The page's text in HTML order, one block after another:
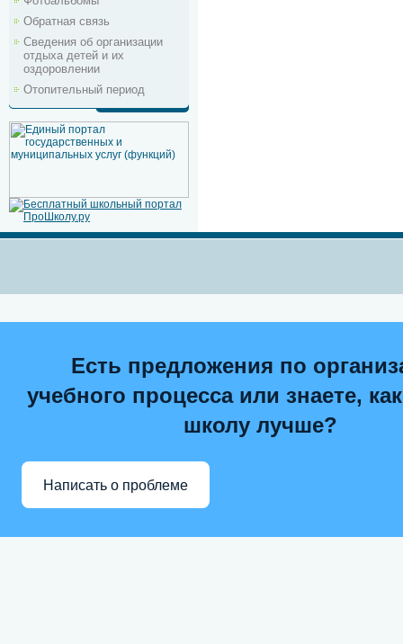
Обратная связь
Сведения об организации
отдыха детей и их
оздоровлении
Отопительный период
Есть предложения по
учебного процесса или знаете,
школу лучше?
Написать о проблеме